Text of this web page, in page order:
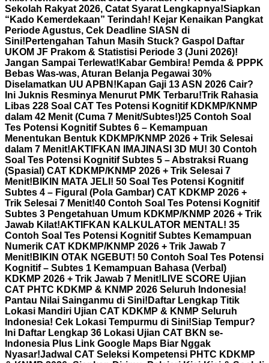
Sekolah Rakyat 2026, Catat Syarat Lengkapnya!Siapkan
“Kado Kemerdekaan” Terindah! Kejar Kenaikan Pangkat
Periode Agustus, Cek Deadline SIASN di
Sini! Pertengahan Tahun Masih Stuck? Gaspol Daftar
UKOM JF Prakom & Statistisi Periode 3 (Juni 2026)!
Jangan Sampai Terlewat! Kabar Gembira! Pemda & PPPK
Bebas Was-was, Aturan Belanja Pegawai 30%
Diselamatkan UU APBN! Kapan Gaji 13 ASN 2026 Cair?
Ini Juknis Resminya Menurut PMK Terbaru!Trik Rahasia
Libas 228 Soal CAT Tes Potensi Kognitif KDKMP/KNMP
dalam 42 Menit (Cuma 7 Menit/Subtes!)25 Contoh Soal
Tes Potensi Kognitif Subtes 6 – Kemampuan
Menentukan Bentuk KDKMP/KNMP 2026 + Trik Selesai
dalam 7 Menit!AKTIFKAN IMAJINASI 3D MU! 30 Contoh
Soal Tes Potensi Kognitif Subtes 5 – Abstraksi Ruang
(Spasial) CAT KDKMP/KNMP 2026 + Trik Selesai 7
Menit! BIKIN MATA JELI! 50 Soal Tes Potensi Kognitif
Subtes 4 – Figural (Pola Gambar) CAT KDKMP 2026 +
Trik Selesai 7 Menit!40 Contoh Soal Tes Potensi Kognitif
Subtes 3 Pengetahuan Umum KDKMP/KNMP 2026 + Trik
Jawab Kilat!AKTIFKAN KALKULATOR MENTAL! 35
Contoh Soal Tes Potensi Kognitif Subtes Kemampuan
Numerik CAT KDKMP/KNMP 2026 + Trik Jawab 7
Menit! BIKIN OTAK NGEBUT! 50 Contoh Soal Tes Potensi
Kognitif – Subtes 1 Kemampuan Bahasa (Verbal)
KDKMP 2026 + Trik Jawab 7 Menit! LIVE SCORE Ujian
CAT PHTC KDKMP & KNMP 2026 Seluruh Indonesia!
Pantau Nilai Sainganmu di Sini! Daftar Lengkap Titik
Lokasi Mandiri Ujian CAT KDKMP & KNMP Seluruh
Indonesia! Cek Lokasi Tempurmu di Sini!Siap Tempur?
Ini Daftar Lengkap 36 Lokasi Ujian CAT BKN se-
Indonesia Plus Link Google Maps Biar Nggak
Nyasar!Jadwal CAT Seleksi Kompetensi PHTC KDKMP